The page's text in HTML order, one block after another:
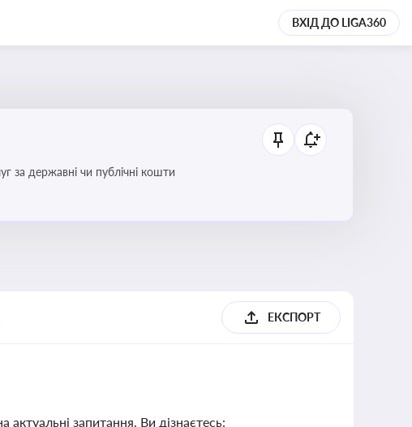
ВХІД ДО LIGA360
за державні чи публічні кошти
ЕКСПОРТ
актуальні запитання. Ви дізнаєтесь: